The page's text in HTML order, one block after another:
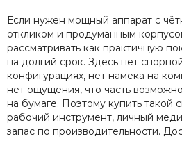
Если нужен мощный аппарат с
откликом и продуманным
рассматривать как практичную
на долгий срок. Здесь нет
конфигурациях, нет намёка на
нет ощущения, что часть
на бумаге. Поэтому купить такой
рабочий инструмент, личный
запас по производительности.